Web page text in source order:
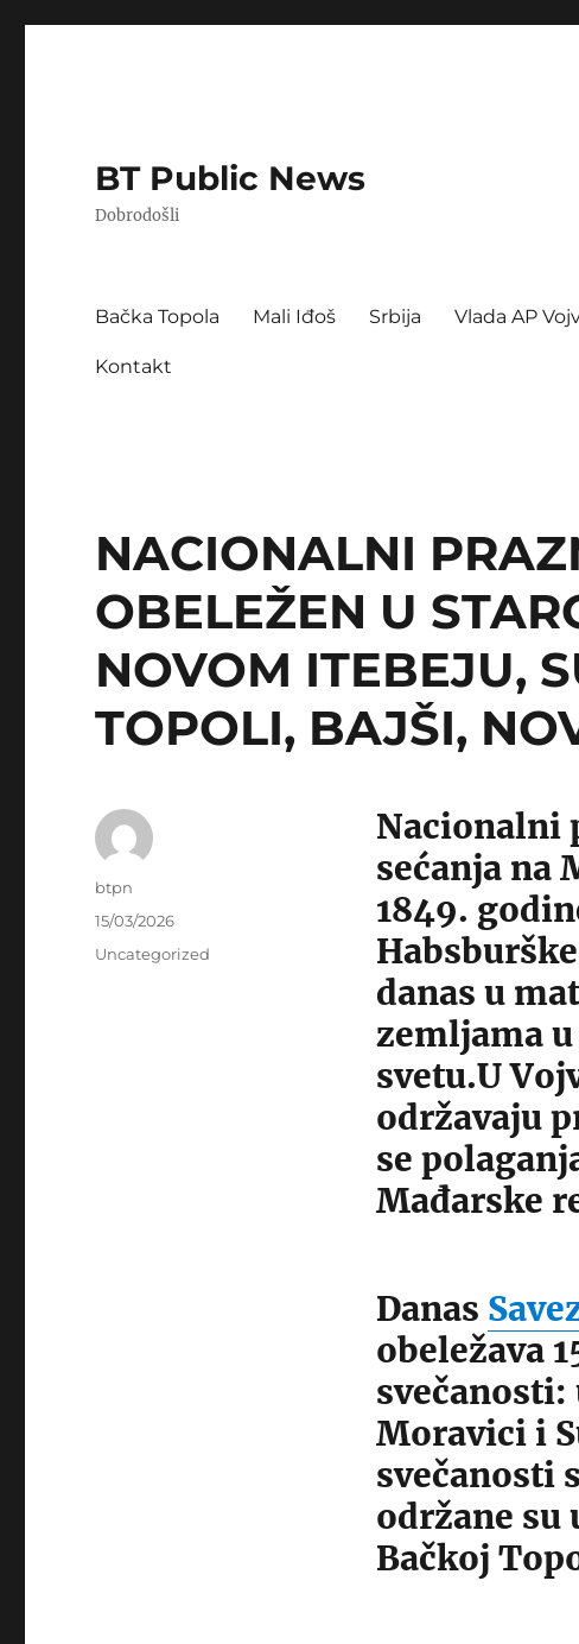
BT Public News
Dobrodošli
Bačka Topola Mali Iđoš Srbija Vlada AP
Kontakt
NACIONALNI
OBELEŽEN U
NOVOM ITEBEJU,
TOPOLI, BAJŠI,
Nacionalni
sećanja na
1849.
danas u
zemljama
svetu.U
održavaju
se
Mađarske
Danas
obeležava
svečanosti:
Moravici i
svečanosti
održane su
Bačkoj
Author
btpn
Posted
15/03/2026
Categories
Uncategorized